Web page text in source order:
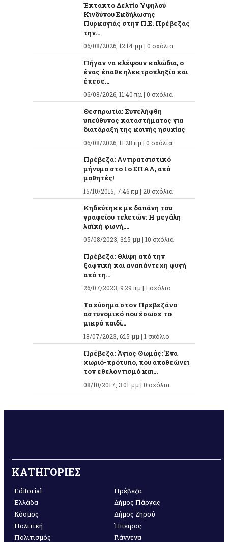
Έκτακτο Δελτίο Υψηλού
Κινδύνου Εκδήλωσης
Πυρκαγιάς στην Π.Ε. Πρέβεζας
την...
06/08/2026, 12:14 μμ | 0 σχόλια
Πήγαν να κλέψουν καλώδια, ο
ένας έπαθε ηλεκτροπληξία και
έπεσε...
06/08/2026, 11:40 πμ | 0 σχόλια
Θεσπρωτία: Συνελήφθη
υπεύθυνος καταστήματος για
διατάραξη της κοινής ησυχίας
06/08/2026, 11:28 πμ | 0 σχόλια
Πρέβεζα: Αντιρατσιστικό
μήνυμα στο 1ο ΕΠΑΛ, από
μαθητές!
15/10/2015, 7:46 πμ | 20 σχόλια
Κηδεύτηκε με δαπάνη του
γραφείου τελετών: Η μεγάλη
λαϊκή φωνή,...
05/08/2023, 3:15 μμ | 10 σχόλια
Πρέβεζα: Θλίψη από την
ξαφνική και αναπάντεχη φυγή
από τη...
26/07/2023, 9:29 πμ | 1 σχόλιο
Τα εύσημα στον Πρεβεζάνο
αστυνομικό που έσωσε το
μικρό παιδί...
18/07/2023, 6:15 μμ | 1 σχόλιο
Πρέβεζα: Άγιος Θωμάς: Ένα
χωριό-πρότυπο, που αποθεώνει
τον εθελοντισμό και...
08/10/2017, 3:01 μμ | 0 σχόλια
ΚΑΤΗΓΟΡΙΕΣ
Editorial
Ελλάδα
Κόσμος
Πολιτική
Πολιτισμός
Πρέβεζα
Δήμος Πάργας
Δήμος Ζηρού
Ήπειρος
Γιάννενα